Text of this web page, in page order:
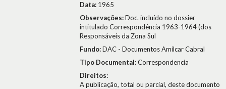
Data: 1965
Observações:Doc. incluído no dossier
intitulado Correspondência 1963-1964 (dos
Responsáveis da Zona Sul
Fundo:DAC - Documentos Amílcar Cabral
Tipo Documental:Correspondencia
Direitos:
A publicação, total ou parcial, deste documento